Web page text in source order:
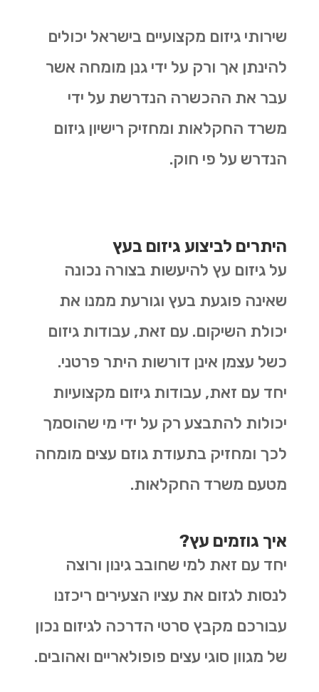
שירותי גיזום מקצועיים בישראל יכולים
להינתן אך ורק על ידי גנן מומחה אשר
עבר את ההכשרה הנדרשת על ידי
משרד החקלאות ומחזיק רישיון גיזום
הנדרש על פי חוק.
היתרים לביצוע גיזום בעץ
על גיזום עץ להיעשות בצורה נכונה
שאינה פוגעת בעץ וגורעת ממנו את
יכולת השיקום. עם זאת, עבודות גיזום
כשל עצמן אינן דורשות היתר פרטני.
יחד עם זאת, עבודות גיזום מקצועיות
יכולות להתבצע רק על ידי מי שהוסמך
לכך ומחזיק בתעודת גוזם עצים מומחה
מטעם משרד החקלאות.
איך גוזמים עץ?
יחד עם זאת למי שחובב גינון ורוצה
לנסות לגזום את עציו הצעירים ריכזנו
עבורכם מקבץ סרטי הדרכה לגיזום נכון
של מגוון סוגי עצים פופולאריים ואהובים.